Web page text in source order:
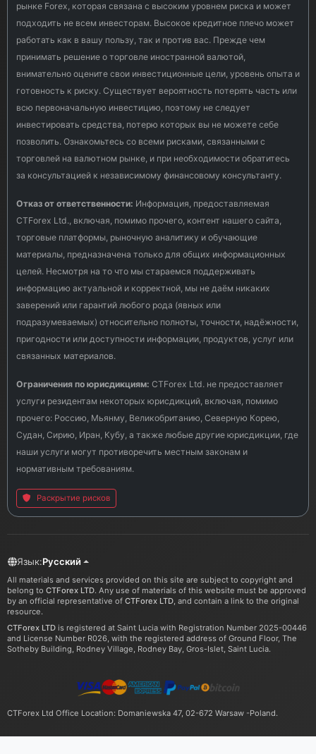
рынке Forex, которая связана с высоким уровнем риска и может
подходить не всем инвесторам. Высокое кредитное плечо может
работать как в вашу пользу, так и против вас. Прежде чем
принимать решение о торговле иностранной валютой,
внимательно оцените свои инвестиционные цели, уровень опыта и
готовность к риску. Существует вероятность потерять часть или
всю первоначальную инвестицию, поэтому не следует
инвестировать средства, потерю которых вы не можете себе
позволить. Ознакомьтесь со всеми рисками, связанными с
торговлей на валютном рынке, и при необходимости обратитесь
за консультацией к независимому финансовому консультанту.
Отказ от ответственности: Информация, предоставляемая
CTForex Ltd., включая, помимо прочего, контент нашего сайта,
торговые платформы, рыночную аналитику и обучающие
материалы, предназначена только для общих информационных
целей. Несмотря на то что мы стараемся поддерживать
информацию актуальной и корректной, мы не даём никаких
заверений или гарантий любого рода (явных или
подразумеваемых) относительно полноты, точности, надёжности,
пригодности или доступности информации, продуктов, услуг или
связанных материалов.
Ограничения по юрисдикциям: CTForex Ltd. не предоставляет
услуги резидентам некоторых юрисдикций, включая, помимо
прочего: Россию, Мьянму, Великобританию, Северную Корею,
Судан, Сирию, Иран, Кубу, а также любые другие юрисдикции, где
наши услуги могут противоречить местным законам и
нормативным требованиям.
Раскрытие рисков
Язык:Русский
All materials and services provided on this site are subject to copyright and
belong to CTForex LTD. Any use of materials of this website must be approved
by an official representative of CTForex LTD , and contain a link to the original
resource.
CTForex LTD is registered at Saint Lucia with Registration Number 2025-00446
and License Number R026, with the registered address of Ground Floor, The
Sotheby Building, Rodney Village, Rodney Bay, Gros-Islet, Saint Lucia.
CTForex Ltd Office Location: Domaniewska 47, 02-672 Warsaw -Poland.